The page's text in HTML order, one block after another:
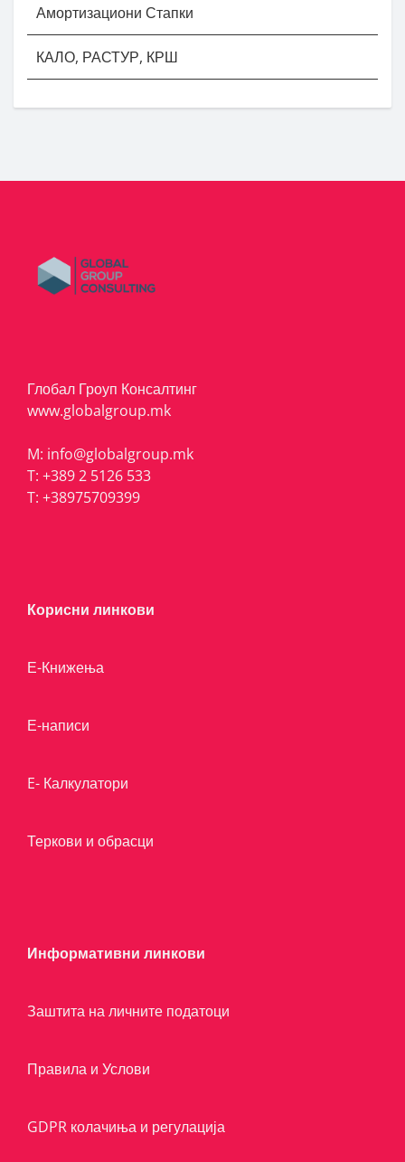
Амортизациони Стапки
КАЛО, РАСТУР, КРШ
Глобал Гроуп Консалтинг
www.globalgroup.mk
M: info@globalgroup.mk
T: +389 2 5126 533
T: +38975709399
Корисни линкови
Е-Книжења
Е-написи
E- Калкулатори
Теркови и обрасци
Информативни линкови
Заштита на личните податоци
Правила и Услови
GDPR колачиња и регулација